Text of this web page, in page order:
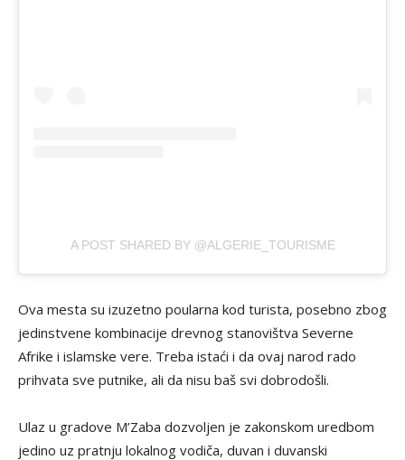
A POST SHARED BY @ALGERIE_TOURISME
Ova mesta su izuzetno poularna kod turista, posebno zbog
jedinstvene kombinacije drevnog stanovištva Severne
Afrike i islamske vere. Treba istaći i da ovaj narod rado
prihvata sve putnike, ali da nisu baš svi dobrodošli.
Ulaz u gradove M’Zaba dozvoljen je zakonskom uredbom
jedino uz pratnju lokalnog vodiča, duvan i duvanski